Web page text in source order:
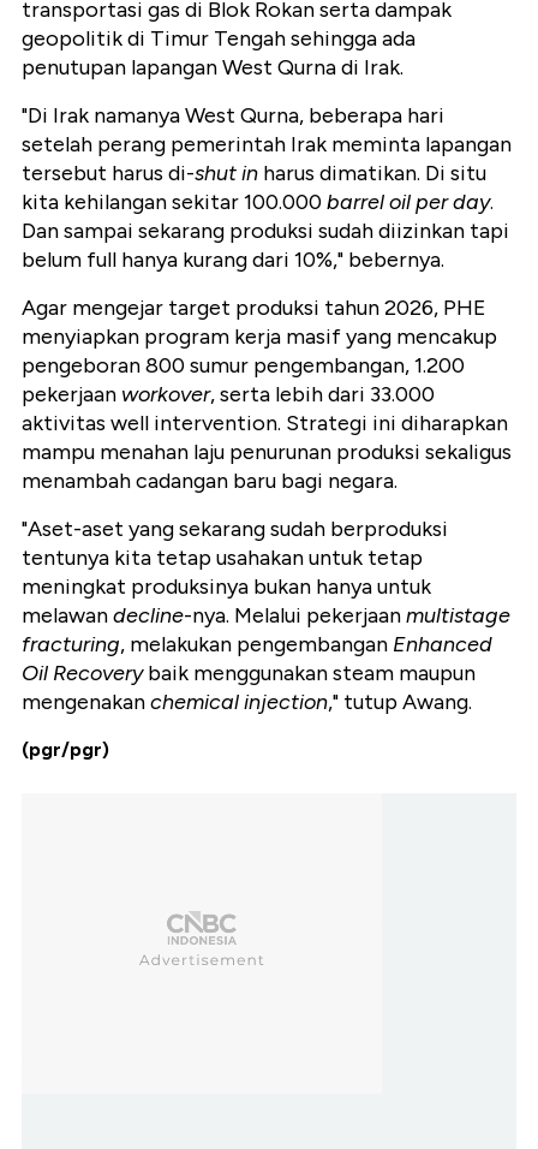
transportasi gas di Blok Rokan serta dampak
geopolitik di Timur Tengah sehingga ada
penutupan lapangan West Qurna di Irak.
"Di Irak namanya West Qurna, beberapa hari
setelah perang pemerintah Irak meminta lapangan
tersebut harus di-shutin harus dimatikan. Di situ
kita kehilangan sekitar 100.000 barrel oil per day.
Dan sampai sekarang produksi sudah diizinkan tapi
belum full hanya kurang dari 10%," bebernya.
Agar mengejar target produksi tahun 2026, PHE
menyiapkan program kerja masif yang mencakup
pengeboran 800 sumur pengembangan, 1.200
pekerjaan workover, serta lebih dari 33.000
aktivitas well intervention. Strategi ini diharapkan
mampu menahan laju penurunan produksi sekaligus
menambah cadangan baru bagi negara.
"Aset-aset yang sekarang sudah berproduksi
tentunya kita tetap usahakan untuk tetap
meningkat produksinya bukan hanya untuk
melawandecline-nya. Melalui pekerjaanmultistage
fracturing, melakukan pengembangan Enhanced
Oil Recoverybaik menggunakan steam maupun
mengenakanchemical injection," tutup Awang.
(pgr/pgr)